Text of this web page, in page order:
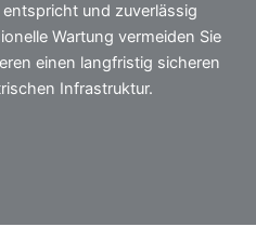
und zuverlässig
Wartung vermeiden Sie
einen langfristig sicheren
Infrastruktur.